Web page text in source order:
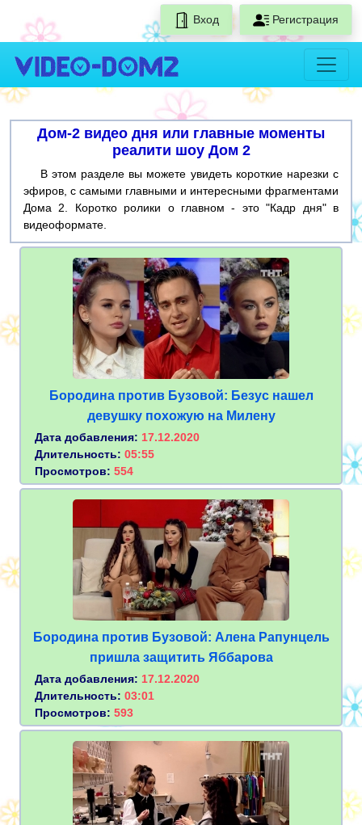
Вход Регистрация
Дом-2 видео дня или главные моменты
реалити шоу Дом 2
В этом разделе вы можете увидеть короткие нарезки с
эфиров, с самыми главными и интересными фрагментами
Дома 2. Коротко ролики о главном - это "Кадр дня" в
видеоформате.
Бородина против Бузовой: Безус нашел
девушку похожую на Милену
Дата добавления: 17.12.2020
Длительность: 05:55
Просмотров: 554
Бородина против Бузовой: Алена Рапунцель
пришла защитить Яббарова
Дата добавления: 17.12.2020
Длительность: 03:01
Просмотров: 593